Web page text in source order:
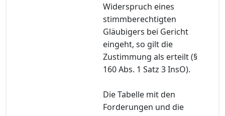
Widerspruch eines
stimmberechtigten
Gläubigers bei Gericht
eingeht, so gilt die
Zustimmung als erteilt (§
160 Abs. 1 Satz 3 InsO).
Die Tabelle mit den
Forderungen und die